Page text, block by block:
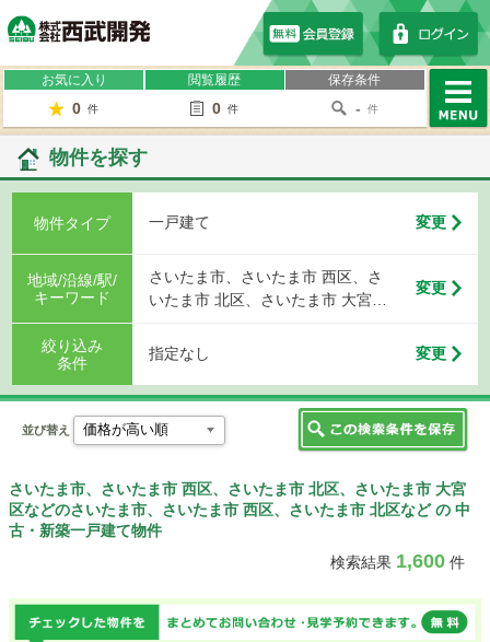
お気に入り
0 件
閲覧履歴
0 件
保存条件
- 件
物件を探す
物件タイプ 一戸建て 変更
地域/沿線/駅/
キーワード
さいたま市、さいたま市 西区、さ
いたま市 北区、さいたま市 大宮
市 中央区、さいたま市 桜区、さい
たま市 浦和区、さいたま市 南区、
さいたま市 緑区、さいたま市 岩槻
区、川越市、熊谷市、川口市、行
田市、秩父市、所沢市、飯能市、
部市、狭山市、羽生市、鴻巣市、
深谷市、上尾市、草加市、越谷
市、蕨市、戸田市、入間市、朝霞
市、志木市、和光市、新座市、桶
川市、久喜市、北本市、八潮市、
富士見市、三郷市、蓮田市、坂戸
市、幸手市、鶴ヶ島市、日高市、
変更
絞り込み
条件
指定なし 変更
並び替え
さいたま市、さいたま市 西区、さいたま市 北区、さいたま市 大宮
区などのさいたま市、さいたま市 西区、さいたま市 北区など の 中
古・新築一戸建て物件
検索結果 1,600件